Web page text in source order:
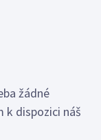
žádné
k dispozici náš